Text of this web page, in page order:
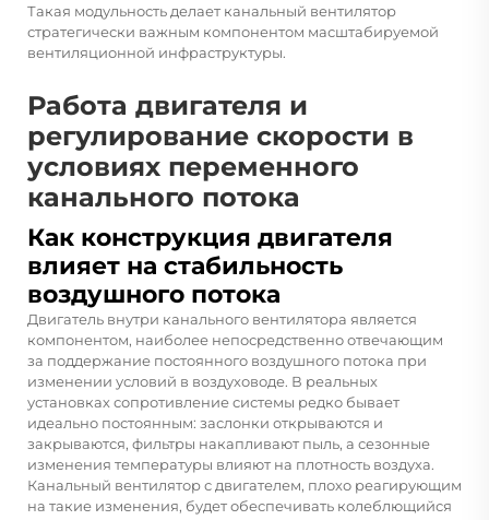
Такая модульность делает канальный вентилятор
стратегически важным компонентом масштабируемой
вентиляционной инфраструктуры.
Работа двигателя и
регулирование скорости в
условиях переменного
канального потока
Как конструкция двигателя
влияет на стабильность
воздушного потока
Двигатель внутри канального вентилятора является
компонентом, наиболее непосредственно отвечающим
за поддержание постоянного воздушного потока при
изменении условий в воздуховоде. В реальных
установках сопротивление системы редко бывает
идеально постоянным: заслонки открываются и
закрываются, фильтры накапливают пыль, а сезонные
изменения температуры влияют на плотность воздуха.
Канальный вентилятор с двигателем, плохо реагирующим
на такие изменения, будет обеспечивать колеблющийся